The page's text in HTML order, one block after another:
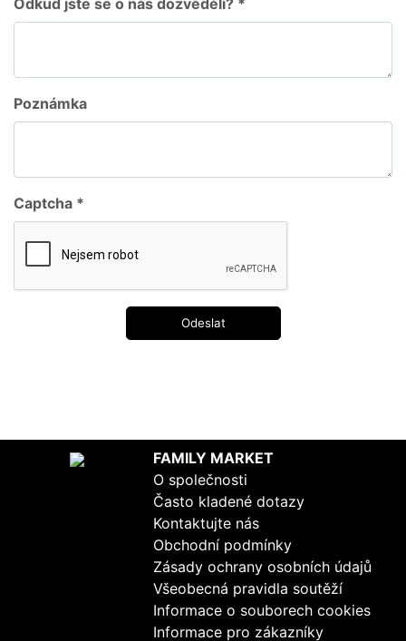
Odkud jste se o nás dozvěděli? *
Poznámka
Captcha *
Odeslat
FAMILY MARKET
O společnosti
Často kladené dotazy
Kontaktujte nás
Obchodní podmínky
Zásady ochrany osobních údajů
Všeobecná pravidla soutěží
Informace o souborech cookies
Informace pro zákazníky